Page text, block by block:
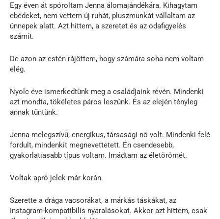
Egy éven át spóroltam Jenna álomajándékára. Kihagytam
ebédeket, nem vettem új ruhát, pluszmunkát vállaltam az
ünnepek alatt. Azt hittem, a szeretet és az odafigyelés
számít.
De azon az estén rájöttem, hogy számára soha nem voltam
elég.
Nyolc éve ismerkedtünk meg a családjaink révén. Mindenki
azt mondta, tökéletes páros leszünk. És az elején tényleg
annak tűntünk.
Jenna melegszívű, energikus, társasági nő volt. Mindenki felé
fordult, mindenkit megnevettetett. Én csendesebb,
gyakorlatiasabb típus voltam. Imádtam az életörömét.
Voltak apró jelek már korán.
Szerette a drága vacsorákat, a márkás táskákat, az
Instagram-kompatibilis nyaralásokat. Akkor azt hittem, csak